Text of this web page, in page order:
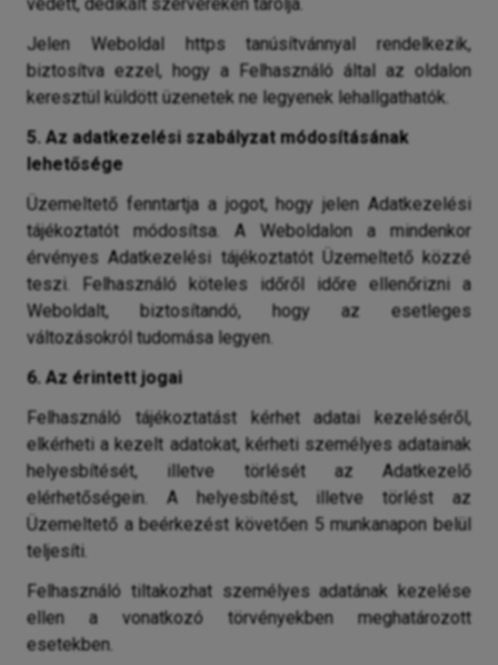
Jelen Weboldal https tanúsítvánnyal rendelkezik,
biztosítva ezzel, hogy a Felhasználó által az oldalon
keresztül küldött üzenetek ne legyenek lehallgathatók.
5. Az adatkezelési szabályzat módosításának
lehetősége
Üzemeltető fenntartja a jogot, hogy jelen Adatkezelési
tájékoztatót módosítsa. A Weboldalon a mindenkor
érvényes Adatkezelési tájékoztatót Üzemeltető közzé
teszi. Felhasználó köteles időről időre ellenőrizni a
Weboldalt, biztosítandó, hogy az esetleges
változásokról tudomása legyen.
6. Az érintett jogai
Felhasználó tájékoztatást kérhet adatai kezeléséről,
elkérheti a kezelt adatokat, kérheti személyes adatainak
helyesbítését, illetve törlését az Adatkezelő
elérhetőségein. A helyesbítést, illetve törlést az
Üzemeltető a beérkezést követően 5 munkanapon belül
teljesíti.
Felhasználó tiltakozhat személyes adatának kezelése
ellen a vonatkozó törvényekben meghatározott
esetekben.